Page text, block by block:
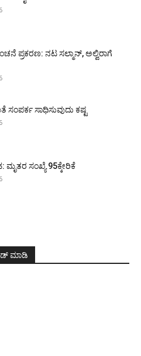
ಪ್ರಕರಣ: ನಟ ಸಲ್ಮಾನ್, ಅಲ್ವಿರಾಗೆ
ಸಂಪರ್ಕ ಸಾಧಿಸುವುದು ಕಷ್ಟ
ಮೃತರ ಸಂಖ್ಯೆ 95ಕ್ಕೇರಿಕೆ
ಮಾಡಿ